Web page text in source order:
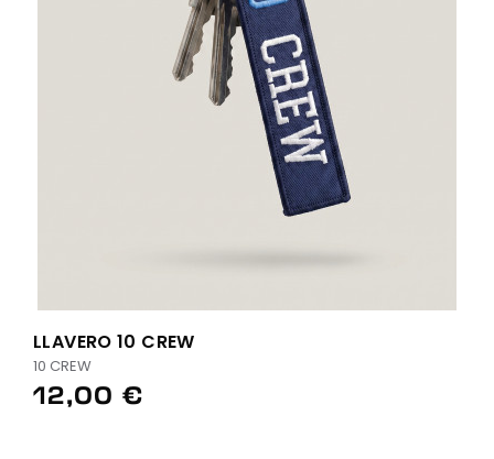
LLAVERO 10 CREW
10 CREW
12,00 €